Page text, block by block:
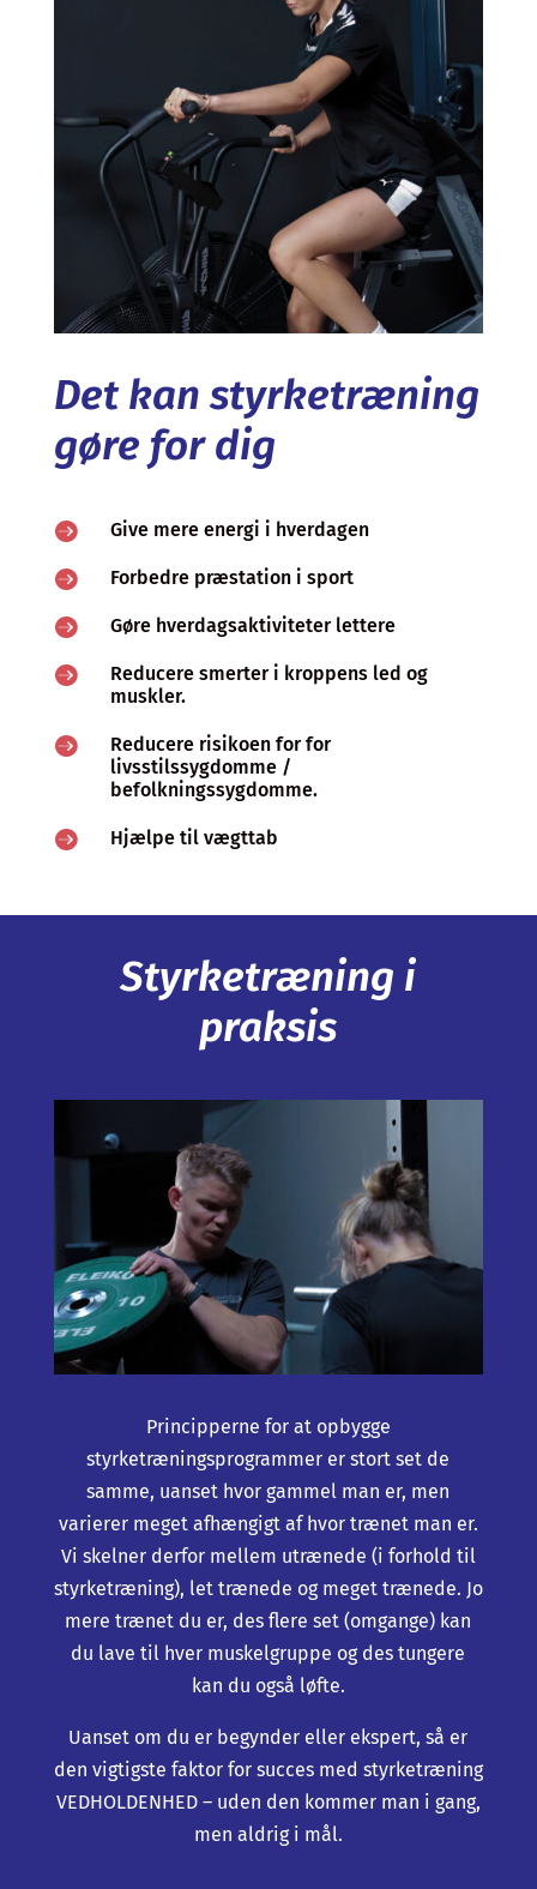
Det kan styrketræning
gøre for dig
 Give mere energi i hverdagen
 Forbedre præstation i sport
 Gøre hverdagsaktiviteter lettere

Reducere smerter i kroppens led og
muskler.

Reducere risikoen for for
livsstilssygdomme /
befolkningssygdomme.
 Hjælpe til vægttab
Styrketræning i
praksis
Principperne for at opbygge
styrketræningsprogrammer er stort set de
samme, uanset hvor gammel man er, men
varierer meget afhængigt af hvor trænet man er.
Vi skelner derfor mellem utrænede (i forhold til
styrketræning), let trænede og meget trænede. Jo
mere trænet du er, des flere set (omgange) kan
du lave til hver muskelgruppe og des tungere
kan du også løfte.
Uanset om du er begynder eller ekspert, så er
den vigtigste faktor for succes med styrketræning
VEDHOLDENHED – uden den kommer man i gang,
men aldrig i mål.